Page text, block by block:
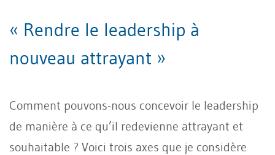
« Rendre le leadership à
nouveau attrayant »
Comment pouvons-nous concevoir le leadership
de manière à ce qu’il redevienne attrayant et
souhaitable ? Voici trois axes que je considère